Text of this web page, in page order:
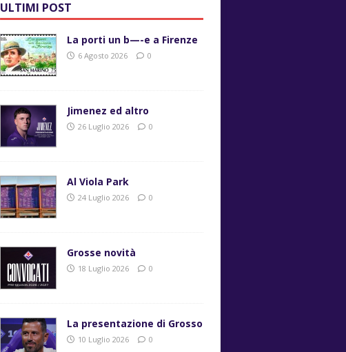
ULTIMI POST
La porti un b—-e a Firenze
6 Agosto 2026 0
Jimenez ed altro
26 Luglio 2026 0
Al Viola Park
24 Luglio 2026 0
Grosse novità
18 Luglio 2026 0
La presentazione di Grosso
10 Luglio 2026 0